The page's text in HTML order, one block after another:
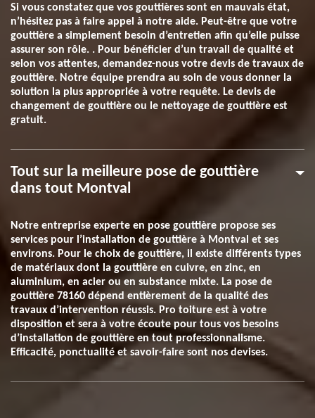
Si vous constatez que vos gouttières sont en mauvais état,
n’hésitez pas à faire appel à notre aide. Peut-être que votre
gouttière a simplement besoin d’entretien afin qu’elle puisse
assurer son rôle. . Pour bénéficier d’un travail de qualité et
selon vos attentes, demandez-nous votre devis de travaux de
gouttière. Notre équipe prendra au soin de vous donner la
solution la plus appropriée à votre requête. Le devis de
changement de gouttière ou le nettoyage de gouttière est
gratuit.
Tout sur la meilleure pose de gouttière
dans tout Montval
Notre entreprise experte en pose gouttière propose ses
services pour l’installation de gouttière à Montval et ses
environs. Pour le choix de gouttière, il existe différents types
de matériaux dont la gouttière en cuivre, en zinc, en
aluminium, en acier ou en substance mixte. La pose de
gouttière 78160 dépend entièrement de la qualité des
travaux d’intervention réussis. Pro toiture est à votre
disposition et sera à votre écoute pour tous vos besoins
d’installation de gouttière en tout professionnalisme.
Efficacité, ponctualité et savoir-faire sont nos devises.